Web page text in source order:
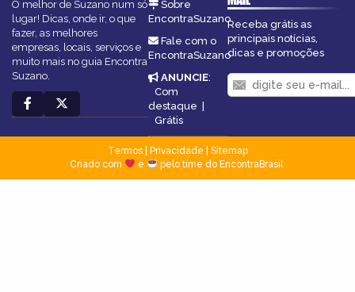
O melhor de Suzano num só
lugar! Dicas, onde ir, o que
fazer, as melhores
empresas, locais, serviços e
muito mais no guia Encontra
Suzano.
Sobre
EncontraSuzano
Fale com o
EncontraSuzano
ANUNCIE:
Com
destaque |
Grátis
Receba grátis as
principais notícias,
dicas e promoções
Termos| Privacidade
Sitemap
Criado com
e pelo time do EncontraBrasil